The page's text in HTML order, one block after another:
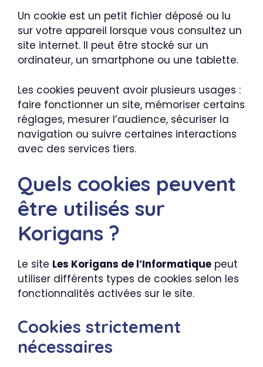
Un cookie est un petit fichier déposé ou lu
sur votre appareil lorsque vous consultez un
site internet. Il peut être stocké sur un
ordinateur, un smartphone ou une tablette.
Les cookies peuvent avoir plusieurs usages :
faire fonctionner un site, mémoriser certains
réglages, mesurer l’audience, sécuriser la
navigation ou suivre certaines interactions
avec des services tiers.
Quels cookies peuvent
être utilisés sur
Korigans ?
Le site Les Korigans de l’Informatique peut
utiliser différents types de cookies selon les
fonctionnalités activées sur le site.
Cookies strictement
nécessaires